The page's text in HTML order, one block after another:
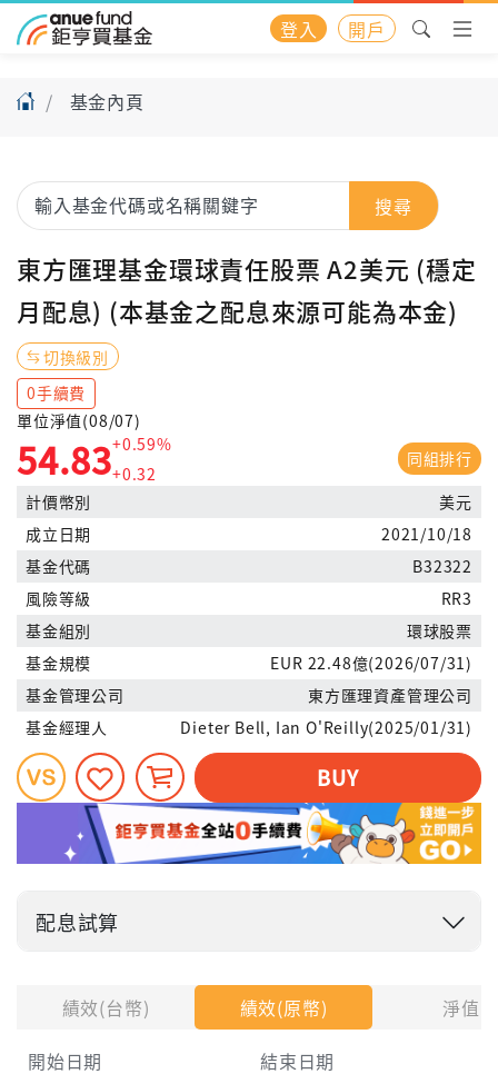
登入 開戶
基金內頁
績效(台幣) 績效(原幣)
淨值
開始日期
結束日期
搜尋
東方匯理基金環球責任股票 A2美元 (穩定
月配息) (本基金之配息來源可能為本金)
切換級別
0手續費
單位淨值(08/07)
54.83+0.59%
+0.32
同組排行
計價幣別
美元
成立日期
2021/10/18
基金代碼
B32322
風險等級
RR3
基金組別
環球股票
基金規模
EUR 22.48億(2026/07/31)
基金管理公司
東方匯理資產管理公司
基金經理人
Dieter Bell, Ian O'Reilly(2025/01/31)
BUY
配息試算
試算區間